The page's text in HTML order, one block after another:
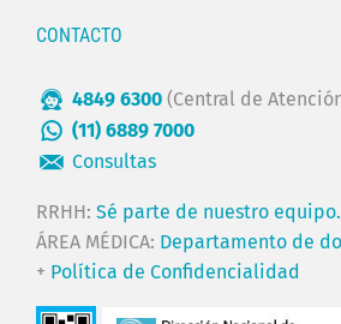
CONTACTO
4849 6300 (Central de
(11) 6889 7000
Consultas
RRHH: Sé parte de nuestro equipo.
ÁREA MÉDICA: Departamento de
+ Política de Confidencialidad